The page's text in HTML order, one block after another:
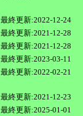
最終更新:2022-12-24
最終更新:2021-12-28
最終更新:2021-12-28
最終更新:2023-03-11
最終更新:2022-02-21
最終更新:2021-12-23
最終更新:2025-01-01